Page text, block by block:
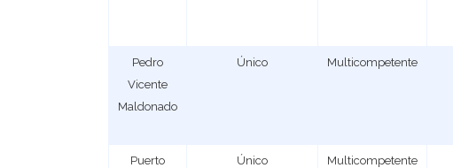
Pedro
Vicente
Maldonado
Único Multicompetente
Puerto
Único Multicompetente